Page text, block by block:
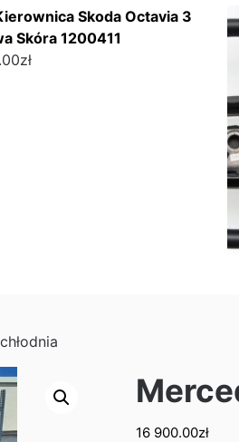
Skoda Octavia 3
Skóra 1200411
zł
16 900.00zł